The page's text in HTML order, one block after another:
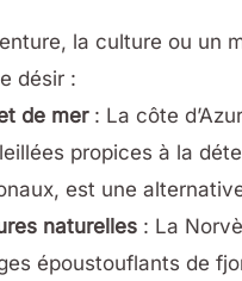
la culture ou
désir :
de mer: La côte
propices à la
est une
naturelles : La
époustouflants de